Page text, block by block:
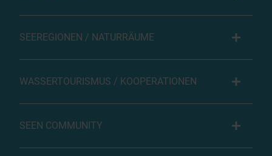
SEEREGIONEN / NATURRÄUME
WASSERTOURISMUS / KOOPERATIONEN
SEEN COMMUNITY